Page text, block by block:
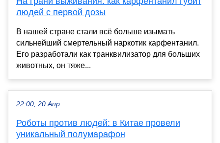
людей с первой дозы
В нашей стране стали всё больше изымать
сильнейший смертельный наркотик карфентанил.
Его разработали как транквилизатор для больших
животных, он тяже...
22:00, 20 Апр
Роботы против людей: в Китае провели
уникальный полумарафон